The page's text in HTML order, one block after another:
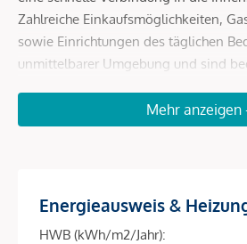
Zahlreiche Einkaufsmöglichkeiten,
sowie Einrichtungen des täglichen
unmittelbarer Umgebung und sind
Erholungs- und Freizeitmöglichkeiten
sowie kulturelle Einrichtungen
Beschreibung *
Mehr anzeigen
Energieausweis &
HWB (kWh/m2/Jahr):